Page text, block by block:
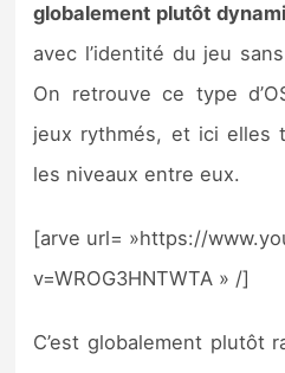
globalement plutôt
avec l’identité du jeu
On retrouve ce type
jeux rythmés, et ici elles
les niveaux entre eux.
[arve url= »https://
v=WROG3HNTWTA » /]
C’est globalement plutôt